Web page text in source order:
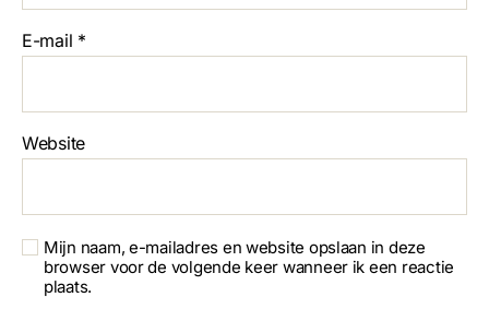
E-mail *
Website
Mijn naam, e-mailadres en website opslaan in deze
browser voor de volgende keer wanneer ik een reactie
plaats.